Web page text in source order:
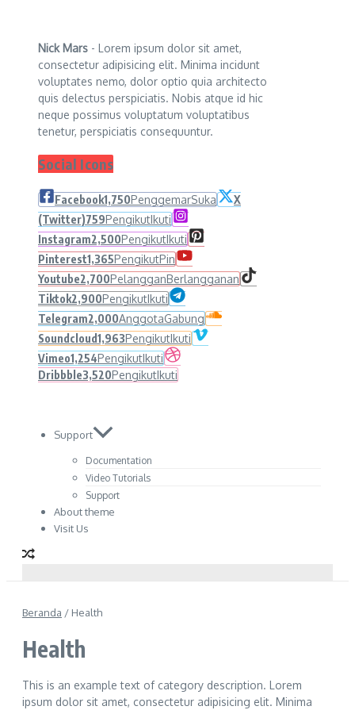
Nick Mars - Lorem ipsum dolor sit amet,
consectetur adipisicing elit. Minima incidunt
voluptates nemo, dolor optio quia architecto
quis delectus perspiciatis. Nobis atque id hic
neque possimus voluptatum voluptatibus
tenetur, perspiciatis consequuntur.
Social Icons
Facebook1,750PenggemarSuka
X
(Twitter)759PengikutIkuti
Instagram2,500PengikutIkuti
Pinterest1,365PengikutPin
Youtube2,700PelangganBerlangganan
Tiktok2,900PengikutIkuti
Telegram2,000AnggotaGabung
Soundcloud1,963PengikutIkuti
Vimeo1,254PengikutIkuti
Dribbble3,520PengikutIkuti
Support
Documentation
Video Tutorials
Support
About theme
Visit Us
Beranda / Health
Health
This is an example text of category description. Lorem
ipsum dolor sit amet, consectetur adipisicing elit. Minima